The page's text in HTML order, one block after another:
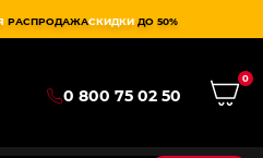
РАСПРОДАЖАСКИДКИ ДО 50%
0 800 75 02 50
0